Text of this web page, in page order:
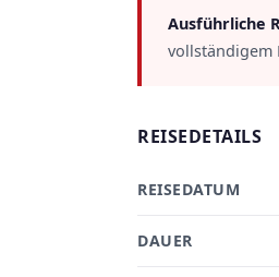
Ausführliche
vollständigem
REISEDETAILS
REISEDATUM
DAUER